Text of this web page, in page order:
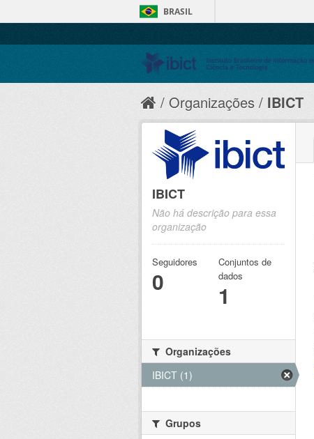
BRASIL
Organizações IBICT
IBICT
Não há descrição para essa
organização
Seguidores
0
Conjuntos de
dados
1
Organizações
IBICT (1)
Grupos